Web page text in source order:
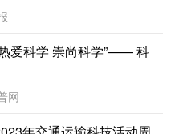
爱科学 崇尚科学”—— 科
网